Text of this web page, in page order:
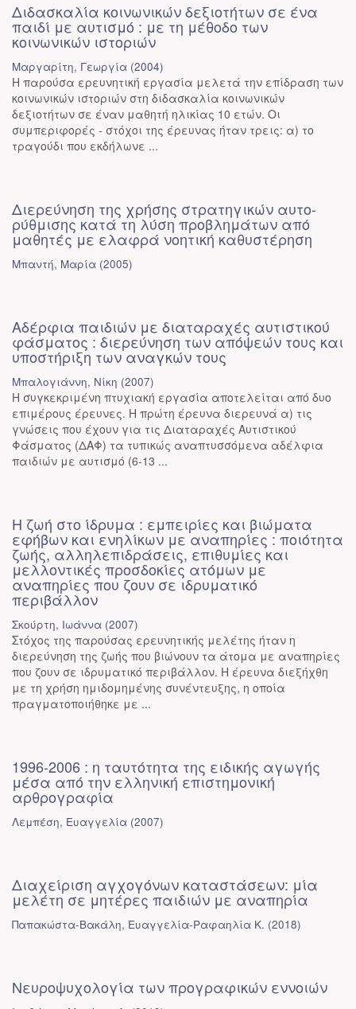
Διδασκαλία κοινωνικών δεξιοτήτων σε ένα
παιδί με αυτισμό : με τη μέθοδο των
κοινωνικών ιστοριών
Μαργαρίτη, Γεωργία (2004)
Η παρούσα ερευνητική εργασία μελετά την επίδραση των
κοινωνικών ιστοριών στη διδασκαλία κοινωνικών
δεξιοτήτων σε έναν μαθητή ηλικίας 10 ετών. Οι
συμπεριφορές - στόχοι της έρευνας ήταν τρεις: α) το
τραγούδι που εκδήλωνε ...
Διερεύνηση της χρήσης στρατηγικών αυτο-
ρύθμισης κατά τη λύση προβλημάτων από
μαθητές με ελαφρά νοητική καθυστέρηση
Μπαντή, Μαρία (2005)
Αδέρφια παιδιών με διαταραχές αυτιστικού
φάσματος : διερεύνηση των απόψεών τους και
υποστήριξη των αναγκών τους
Μπαλογιάννη, Νίκη (2007)
Η συγκεκριμένη πτυχιακή εργασία αποτελείται από δυο
επιμέρους έρευνες. Η πρώτη έρευνα διερευνά α) τις
γνώσεις που έχουν για τις Διαταραχές Αυτιστικού
Φάσματος (ΔΑΦ) τα τυπικώς αναπτυσσόμενα αδέλφια
παιδιών με αυτισμό (6-13 ...
Η ζωή στο ίδρυμα : εμπειρίες και βιώματα
εφήβων και ενηλίκων με αναπηρίες : ποιότητα
ζωής, αλληλεπιδράσεις, επιθυμίες και
μελλοντικές προσδοκίες ατόμων με
αναπηρίες που ζουν σε ιδρυματικό
περιβάλλον
Σκούρτη, Ιωάννα (2007)
Στόχος της παρούσας ερευνητικής μελέτης ήταν η
διερεύνηση της ζωής που βιώνουν τα άτομα με αναπηρίες
που ζουν σε ιδρυματικό περιβάλλον. Η έρευνα διεξήχθη
με τη χρήση ημιδομημένης συνέντευξης, η οποία
πραγματοποιήθηκε με ...
1996-2006 : η ταυτότητα της ειδικής αγωγής
μέσα από την ελληνική επιστημονική
αρθρογραφία
Λεμπέση, Ευαγγελία (2007)
Διαχείριση αγχογόνων καταστάσεων: μία
μελέτη σε μητέρες παιδιών με αναπηρία
Παπακώστα-Βακάλη, Ευαγγελία-Ραφαηλία Κ. (2018)
Νευροψυχολογία των προγραφικών εννοιών